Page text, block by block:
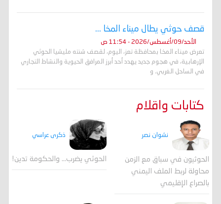
قصف حوثي يطال ميناء المخا ...
الأحد/09/أغسطس/2026 - 11:54 ص
تعرض ميناء المخا بمحافظة تعز، اليوم، لقصف شنته مليشيا الحوثي
الإرهابية، في هجوم جديد يهدد أحد أبرز المرافق الحيوية والنشاط التجاري
في الساحل الغربي. و
كتابات واقلام
نشوان نصر
الحوثيون في سباق مع الزمن
محاولة لربط الملف اليمني
بالصراع الإقليمي
ذكرى عراسي
الحوثي يضرب… والحكومة تدين!